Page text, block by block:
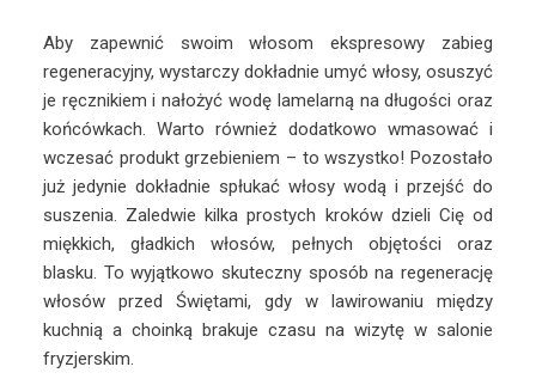
Aby zapewnić swoim włosom ekspresowy zabieg
regeneracyjny, wystarczy dokładnie umyć włosy, osuszyć
je ręcznikiem i nałożyć wodę lamelarną na długości oraz
końcówkach. Warto również dodatkowo wmasować i
wczesać produkt grzebieniem – to wszystko! Pozostało
już jedynie dokładnie spłukać włosy wodą i przejść do
suszenia. Zaledwie kilka prostych kroków dzieli Cię od
miękkich, gładkich włosów, pełnych objętości oraz
blasku. To wyjątkowo skuteczny sposób na regenerację
włosów przed Świętami, gdy w lawirowaniu między
kuchnią a choinką brakuje czasu na wizytę w salonie
fryzjerskim.